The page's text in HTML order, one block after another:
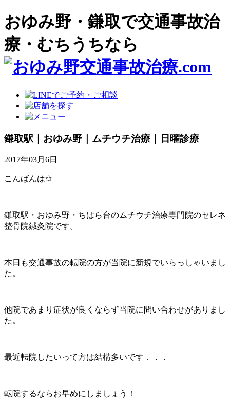
おゆみ野・鎌取で交通事故治
療・むちうちなら
鎌取駅｜おゆみ野｜ムチウチ治療｜日曜診療
2017年03月6日
こんばんは✩
鎌取駅・おゆみ野・ちはら台のムチウチ治療専門院のセレネ
整骨院鍼灸院です。
本日も交通事故の転院の方が当院に新規でいらっしゃいまし
た。
他院であまり症状が良くならず当院に問い合わせがありまし
た。
最近転院したいって方は結構多いです．．．
転院するならお早めにしましょう！